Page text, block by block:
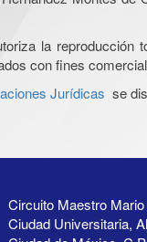
la reproducción
con fines
Jurídicas se
Circuito Maestro
Ciudad Universitaria,